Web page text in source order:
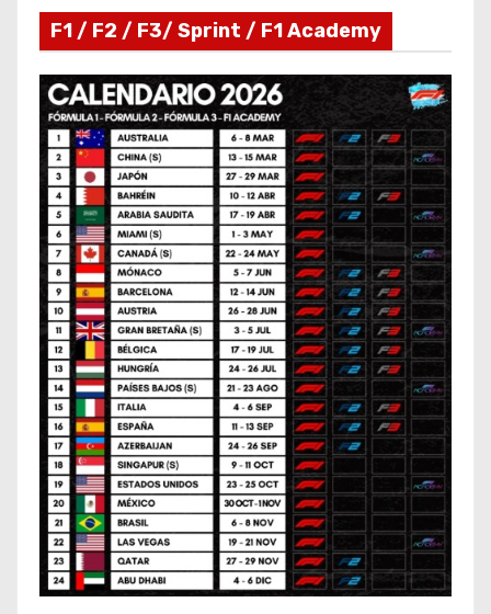
F1 / F2 / F3/ Sprint / F1 Academy